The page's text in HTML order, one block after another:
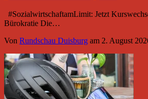
#SozialwirtschaftamLimit: Jetzt
Bürokratie Die…
Von Rundschau Duisburg am 2. August